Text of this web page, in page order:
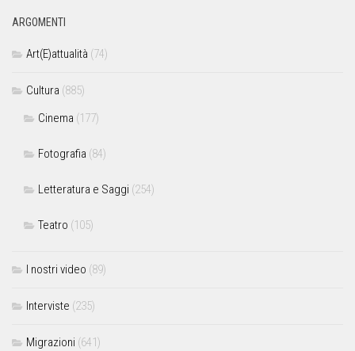
ARGOMENTI
Art(E)attualità (74)
Cultura (885)
Cinema (177)
Fotografia (84)
Letteratura e Saggi (254)
Teatro (105)
I nostri video (89)
Interviste (235)
Migrazioni (641)